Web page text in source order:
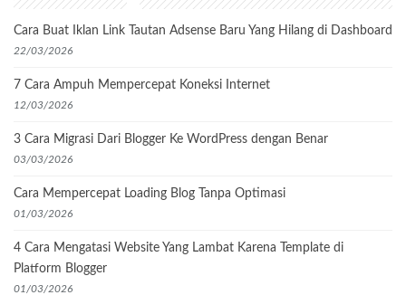
Cara Buat Iklan Link Tautan Adsense Baru Yang Hilang di Dashboard
22/03/2026
7 Cara Ampuh Mempercepat Koneksi Internet
12/03/2026
3 Cara Migrasi Dari Blogger Ke WordPress dengan Benar
03/03/2026
Cara Mempercepat Loading Blog Tanpa Optimasi
01/03/2026
4 Cara Mengatasi Website Yang Lambat Karena Template di
Platform Blogger
01/03/2026